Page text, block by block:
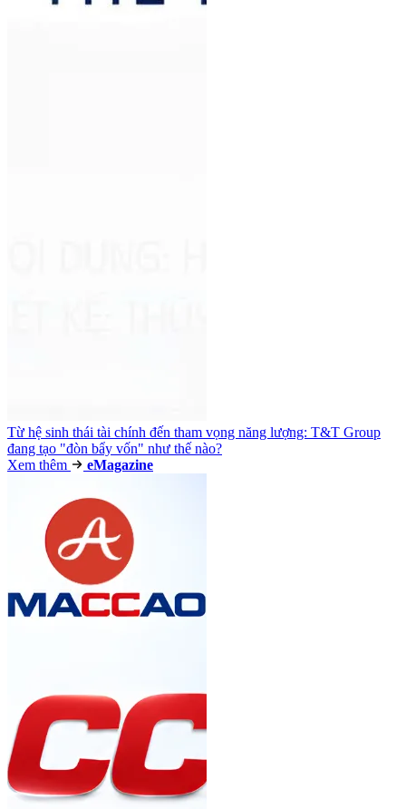
Từ hệ sinh thái tài chính đến tham vọng năng lượng: T&T Group
đang tạo "đòn bẩy vốn" như thế nào?
Xem thêm
eMagazine